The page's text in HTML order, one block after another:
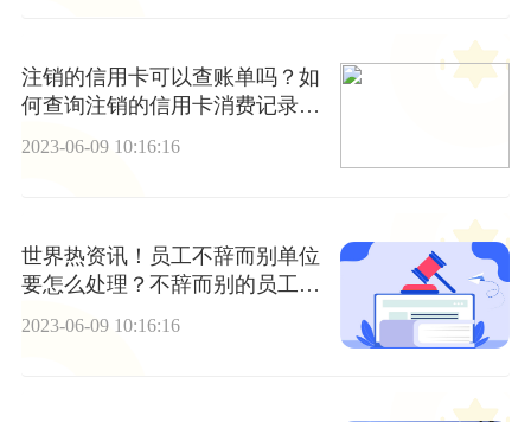
注销的信用卡可以查账单吗？如
何查询注销的信用卡消费记录?
2023-06-09 10:16:16
世界热资讯！员工不辞而别单位
要怎么处理？不辞而别的员工对
2023-06-09 10:16:16